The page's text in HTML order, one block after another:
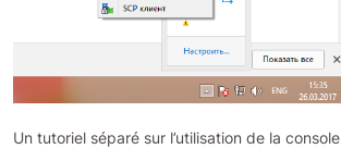
Un tutoriel séparé sur l’utilisation de la console